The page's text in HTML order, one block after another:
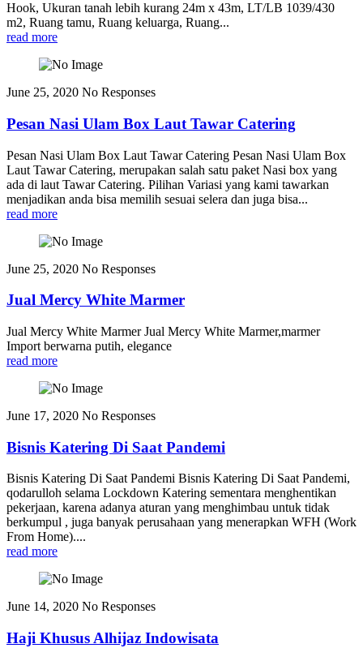
Hook, Ukuran tanah lebih kurang 24m x 43m, LT/LB 1039/430
m2, Ruang tamu, Ruang keluarga, Ruang...
read more
June 25, 2020 No Responses
Pesan Nasi Ulam Box Laut Tawar Catering
Pesan Nasi Ulam Box Laut Tawar Catering Pesan Nasi Ulam Box
Laut Tawar Catering, merupakan salah satu paket Nasi box yang
ada di laut Tawar Catering. Pilihan Variasi yang kami tawarkan
menjadikan anda bisa memilih sesuai selera dan juga bisa...
read more
June 25, 2020 No Responses
Jual Mercy White Marmer
Jual Mercy White Marmer Jual Mercy White Marmer,marmer
Import berwarna putih, elegance
read more
June 17, 2020 No Responses
Bisnis Katering Di Saat Pandemi
Bisnis Katering Di Saat Pandemi Bisnis Katering Di Saat Pandemi,
qodarulloh selama Lockdown Katering sementara menghentikan
pekerjaan, karena adanya aturan yang menghimbau untuk tidak
berkumpul , juga banyak perusahaan yang menerapkan WFH (Work
From Home)....
read more
June 14, 2020 No Responses
Haji Khusus Alhijaz Indowisata